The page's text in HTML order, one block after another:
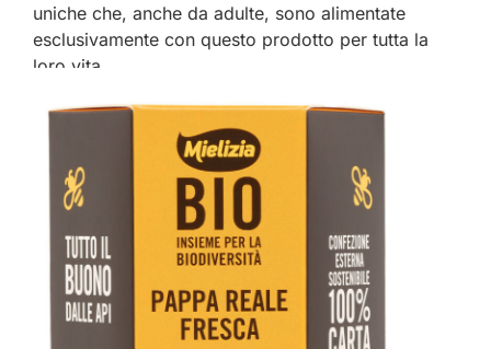
uniche che, anche da adulte, sono alimentate
esclusivamente con questo prodotto per tutta la
loro vita.